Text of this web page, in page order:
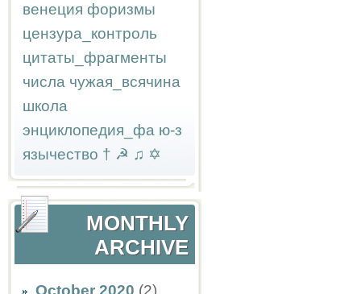
венеция форизмы
цензура_контроль
цитаты_фрагменты
числа чужая_всячина
школа
энциклопедия_фа ю-з
язычество † ☭ ♫ ✡
MONTHLY
ARCHIVE
October 2020 (2)